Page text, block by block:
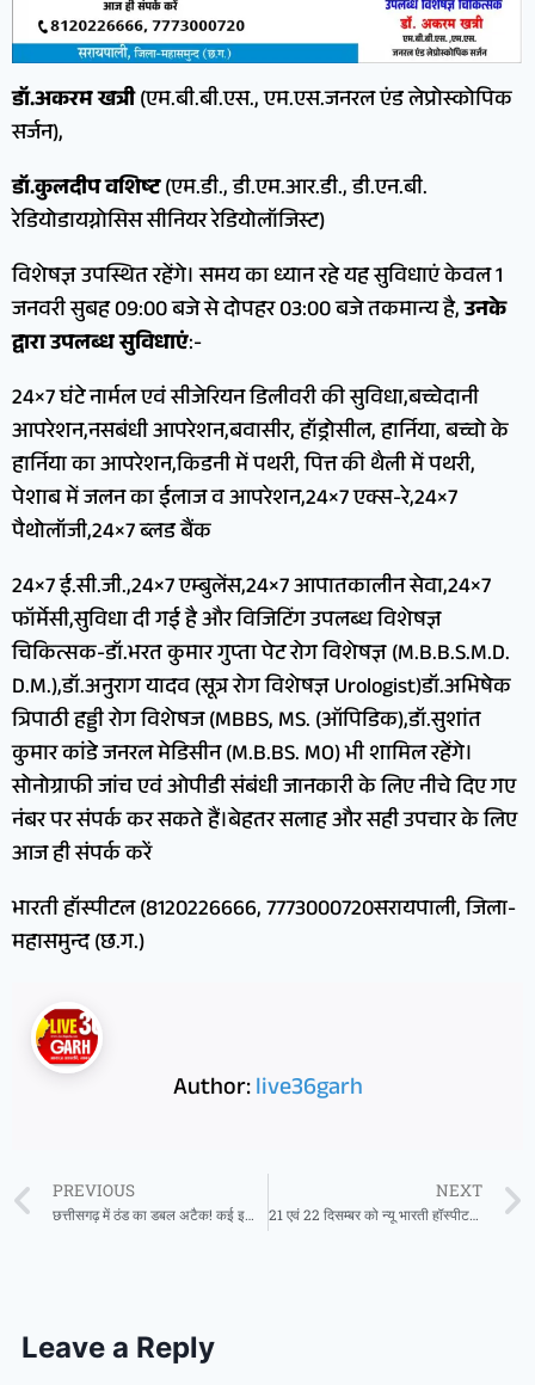
डॉ.अकरम खत्री(एम.बी.बी.एस., एम.एस.जनरल एंड लेप्रोस्कोपिक
सर्जन),
डॉ.कुलदीप वशिष्ट(एम.डी., डी.एम.आर.डी., डी.एन.बी.
रेडियोडायग्नोसिस सीनियर रेडियोलॉजिस्ट)
विशेषज्ञ उपस्थित रहेंगे। समय का ध्यान रहे यह सुविधाएं केवल 1
जनवरी सुबह 09:00 बजे से दोपहर 03:00 बजे तकमान्य है,उनके
द्वारा उपलब्ध सुविधाएं:-
24×7 घंटे नार्मल एवं सीजेरियन डिलीवरी की सुविधा,बच्चेदानी
आपरेशन,नसबंधी आपरेशन,बवासीर, हॉड्रोसील, हार्निया, बच्चो के
हार्निया का आपरेशन,किडनी में पथरी, पित्त की थैली में पथरी,
पेशाब में जलन का ईलाज व आपरेशन,24×7 एक्स-रे,24×7
पैथोलॉजी,24×7 ब्लड बैंक
24×7 ई.सी.जी.,24×7 एम्बुलेंस,24×7 आपातकालीन सेवा,24×7
फॉर्मेसी,सुविधा दी गई है और विजिटिंग उपलब्ध विशेषज्ञ
चिकित्सक-डॉ.भरत कुमार गुप्ता पेट रोग विशेषज्ञ (M.B.B.S.M.D.
D.M.),डॉ.अनुराग यादव (सूत्र रोग विशेषज्ञ Urologist)डॉ.अभिषेक
त्रिपाठी हड्डी रोग विशेषज (MBBS, MS. (ऑपिडिक),डॉ.सुशांत
कुमार कांडे जनरल मेडिसीन (M.B.BS. MO) भी शामिल रहेंगे।
सोनोग्राफी जांच एवं ओपीडी संबंधी जानकारी के लिए नीचे दिए गए
नंबर पर संपर्क कर सकते हैं।बेहतर सलाह और सही उपचार के लिए
आज ही संपर्क करें
भारती हॉस्पीटल (8120226666, 7773000720सरायपाली, जिला-
महासमुन्द (छ.ग.)
Author:live36garh
PREVIOUS
छत्तीसगढ़ में ठंड का डबल अटैक! कई इलाकों में तापमान 10° से नीचे, घने कोहरे का अलर्ट
NEXT
21 एवं 22 दिसम्बर को न्यू भारती हॉस्पीटल सरायपाली में लैप्रोस्कोपी (दूरबीन पद्धति) सर्जिकल कैम्प
Leave a Reply